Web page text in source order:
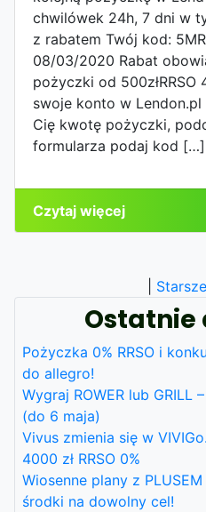
chwilówek 24h, 7 dni w
z rabatem Twój kod:
08/03/2020 Rabat
pożyczki od 500złRRSO
swoje konto w
Cię kwotę pożyczki,
formularza podaj kod […]
Czytaj więcej
Ostatnie
Pożyczka 0% RRSO i
do allegro!
Wygraj ROWER lub GRILL
(do 6 maja)
Vivus zmienia się w
4000 zł RRSO 0%
Wiosenne plany z
środki na dowolny cel!